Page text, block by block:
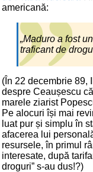
americană:
„Maduro a fost
traficant de
(În 22 decembrie 89,
despre Ceaușescu
marele ziarist
Pe alocuri își mai
luat pur și simplu în
afacerea lui
resursele, în primul
interesate, după
droguri” s-au dus!?)